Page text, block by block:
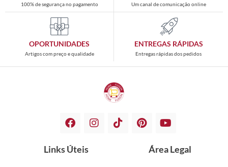
100% de segurança no pagamento Um canal de comunicação online
OPORTUNIDADES
Artigos com preço e qualidade
ENTREGAS RÁPIDAS
Entregas rápidas dos pedidos
Links Úteis Área Legal